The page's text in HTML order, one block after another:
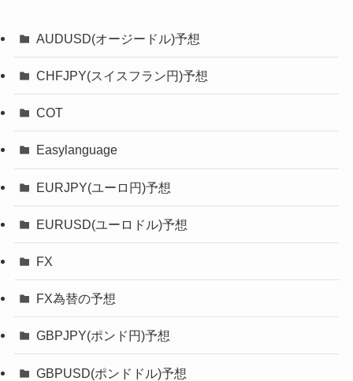
AUDUSD(オージードル)予想
CHFJPY(スイスフラン円)予想
COT
Easylanguage
EURJPY(ユーロ円)予想
EURUSD(ユーロドル)予想
FX
FX為替の予想
GBPJPY(ポンド円)予想
GBPUSD(ポンドドル)予想